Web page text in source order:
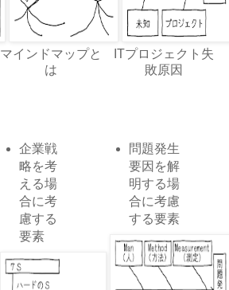
マインドマップと
は
ITプロジェクト失
敗原因
企業戦
略を考
える場
合に考
慮する
要素
問題発生
要因を解
明する場
合に考慮
する要素